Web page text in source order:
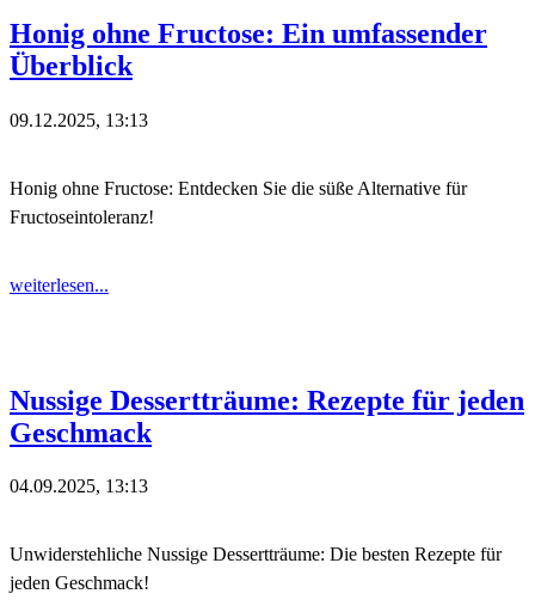
Honig ohne Fructose: Ein umfassender
Überblick
09.12.2025, 13:13
Honig ohne Fructose: Entdecken Sie die süße Alternative für
Fructoseintoleranz!
weiterlesen...
Nussige Dessertträume: Rezepte für jeden
Geschmack
04.09.2025, 13:13
Unwiderstehliche Nussige Dessertträume: Die besten Rezepte für
jeden Geschmack!